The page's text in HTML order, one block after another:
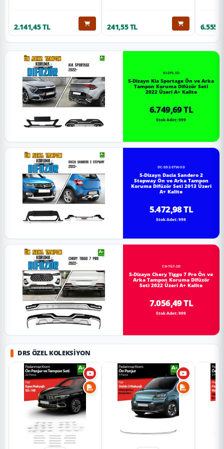
2.141,45 TL 241,55 TL
KI-SP5-SD
S-Dizayn Kia Sportage Ön ve Arka
Tampon Koruma Difüzör Seti
2022 Üzeri A+ Kalite
6.749,69 TL
Stok Adet: 999
DC-SD2-STW-SD
S-Dizayn Dacia Sandero 2
Stepway Ön ve Arka Tampon
Koruma Difüzör Seti 2013 Üzeri
A+ Kalite
5.472,98 TL
Stok Adet: 999
CH-TG7-SD
S-Dizayn Chery Tiggo 7 Pro Ön ve
Arka Tampon Koruma Difüzör
Seti 2022 Üzeri A+ Kalite
7.056,49 TL
Stok Adet: 999
DRS ÖZEL KOLEKSIYON